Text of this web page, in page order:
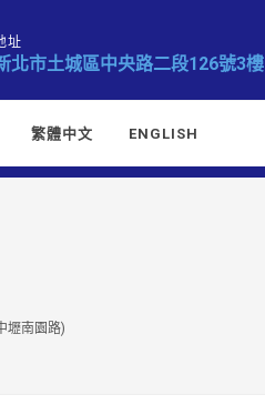
址
北市土城區中央路二段126號3樓
繁體中文 ENGLISH
壢南園路)